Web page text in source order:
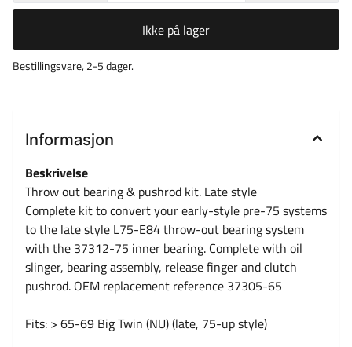
Ikke på lager
Bestillingsvare, 2-5 dager.
Informasjon
Beskrivelse
Throw out bearing & pushrod kit. Late style
Complete kit to convert your early-style pre-75 systems
to the late style L75-E84 throw-out bearing system
with the 37312-75 inner bearing. Complete with oil
slinger, bearing assembly, release finger and clutch
pushrod. OEM replacement reference 37305-65
Fits: > 65-69 Big Twin (NU) (late, 75-up style)